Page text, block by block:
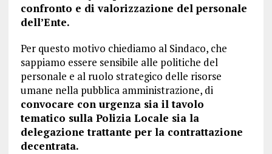
confronto e di valorizzazione del personale
dell’Ente.
Per questo motivo chiediamo al Sindaco, che
sappiamo essere sensibile alle politiche del
personale e al ruolo strategico delle risorse
umane nella pubblica amministrazione, di
convocare con urgenza sia il tavolo
tematico sulla Polizia Locale sia la
delegazione trattante per la contrattazione
decentrata.